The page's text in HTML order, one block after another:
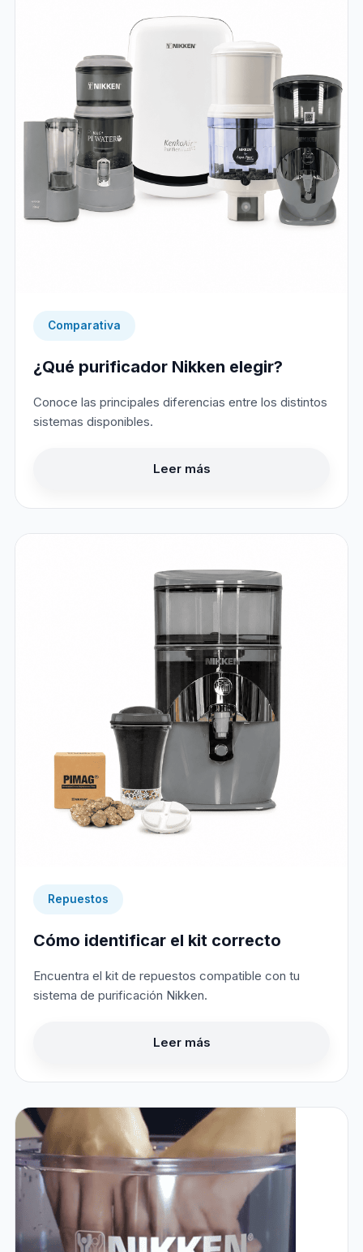
Comparativa
¿Qué purificador Nikken elegir?
Conoce las principales diferencias entre los distintos
sistemas disponibles.
Leer más
Repuestos
Cómo identificar el kit correcto
Encuentra el kit de repuestos compatible con tu
sistema de purificación Nikken.
Leer más